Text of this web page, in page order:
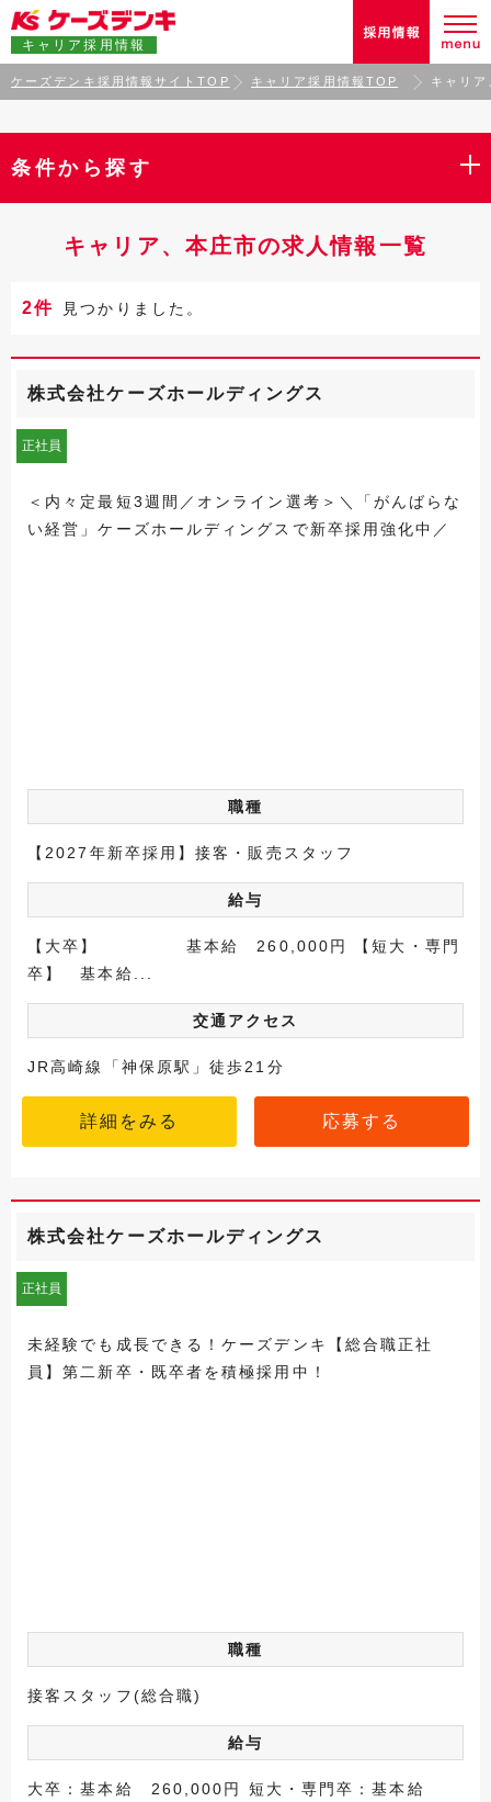
キャリア採用情報
ケーズデンキ採用情報サイトTOP キャリア採用情報TOP キャリ
条件から探す
キャリア、本庄市の求人情報一覧
2件 見つかりました。
株式会社ケーズホールディングス
正社員
＜内々定最短3週間／オンライン選考＞＼「がんばらな
い経営」ケーズホールディングスで新卒採用強化中／
職種
【2027年新卒採用】接客・販売スタッフ
給与
【大卒】 基本給 260,000円 【短大・専門
卒】 基本給...
交通アクセス
JR高崎線「神保原駅」徒歩21分
詳細をみる 応募する
株式会社ケーズホールディングス
正社員
未経験でも成長できる！ケーズデンキ【総合職正社
員】第二新卒・既卒者を積極採用中！
職種
接客スタッフ(総合職)
給与
大卒：基本給 260,000円 短大・専門卒：基本給